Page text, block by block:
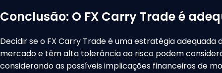
Conclusão: O FX Carry Trade é
Decidir se o FX Carry Trade é uma estratégia
mercado e têm alta tolerância ao risco podem
considerando as possíveis implicações financeiras de